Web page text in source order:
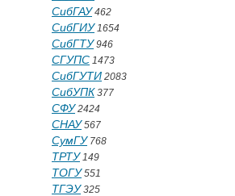
СибГАУ462
СибГИУ1654
СибГТУ946
СГУПС 1473
СибГУТИ 2083
СибУПК 377
СФУ2424
СНАУ567
СумГУ768
ТРТУ149
ТОГУ551
ТГЭУ325